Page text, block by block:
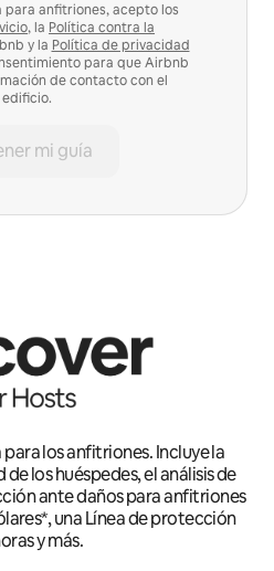
anfitriones, acepto los
, la Política contra la
y la Política de privacidad
para que Airbnb
de contacto con el
edificio.
mi guía
los anfitriones. Incluye la
los huéspedes, el análisis de
ante daños para anfitriones
una Línea de protección
y más.